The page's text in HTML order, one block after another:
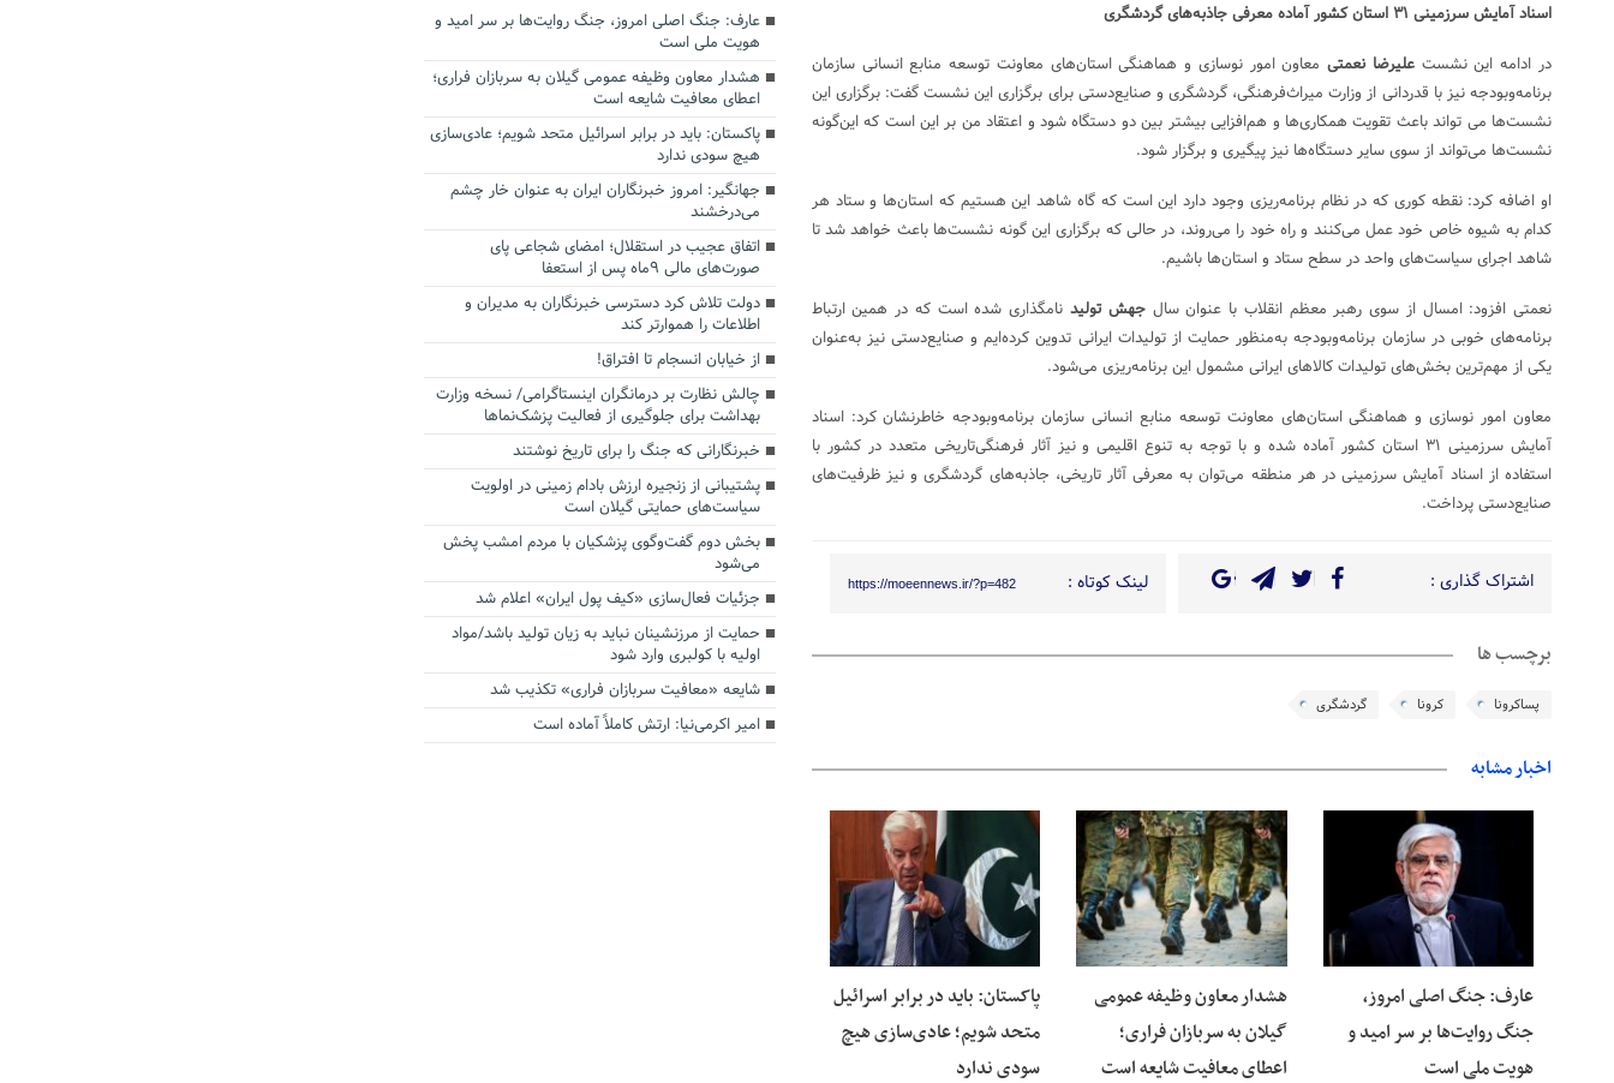
اسناد آمایش سرزمینی ۳۱ استان کشور آماده معرفی جاذبه‌های گردشگری
در ادامه این نشست علیرضا نعمتیمعاون امور نوسازی و هماهنگی استان‌های معاونت توسعه منابع انسانی سازمان
برنامه‌وبودجه نیز با قدردانی از وزارت میراث‌فرهنگی، گردشگری و صنایع‌دستی برای برگزاری این نشست گفت: برگزاری این
نشست‌ها می تواند باعث تقویت همکاری‌ها و هم‌افزایی بیشتر بین دو دستگاه شود و اعتقاد من بر این است که این‌گونه
نشست‌ها می‌تواند از سوی سایر دستگاه‌ها نیز پیگیری و برگزار شود.
او اضافه کرد: نقطه کوری که در نظام برنامه‌ریزی وجود دارد این است که گاه شاهد این هستیم که استان‌ها و ستاد هر
کدام به شیوه خاص خود عمل می‌کنند و راه خود را می‌روند، در حالی که برگزاری این گونه نشست‌ها باعث خواهد شد تا
شاهد اجرای سیاست‌های واحد در سطح ستاد و استان‌ها باشیم.
نعمتی افزود: امسال از سوی رهبر معظم انقلاب با عنوان سال جهش تولید نامگذاری شده است که در همین ارتباط
برنامه‌های خوبی در سازمان برنامه‌وبودجه به‌منظور حمایت از تولیدات ایرانی تدوین کرده‌ایم و صنایع‌دستی نیز به‌عنوان
یکی از مهم‌ترین بخش‌های تولیدات کالاهای ایرانی مشمول این برنامه‌ریزی می‌شود.
معاون امور نوسازی و هماهنگی استان‌های معاونت توسعه منابع انسانی سازمان برنامه‌وبودجه خاطرنشان کرد: اسناد
آمایش سرزمینی ۳۱ استان کشور آماده شده و با توجه به تنوع اقلیمی و نیز آثار فرهنگی‌تاریخی متعدد در کشور با
استفاده از اسناد آمایش سرزمینی در هر منطقه می‌توان به معرفی آثار تاریخی، جاذبه‌های گردشگری و نیز ظرفیت‌های
صنایع‌دستی پرداخت.
اشتراک گذاری : لینک کوتاه : https://moeennews.ir/?p=482
برچسب ها
پساکرونا کرونا گردشگری
اخبار مشابه
عارف: جنگ اصلی امروز،
جنگ روایت‌ها بر سر امید و
هویت ملی است
08 آگوست 2026
هشدار معاون وظیفه عمومی
گیلان به سربازان فراری؛
اعطای معافیت شایعه است
08 آگوست 2026
پاکستان: باید در برابر اسرائیل
متحد شویم؛ عادی‌سازی هیچ
سودی ندارد
عارف: جنگ اصلی امروز، جنگ روایت‌ها بر سر امید و
هویت ملی است
هشدار معاون وظیفه عمومی گیلان به سربازان فراری؛
اعطای معافیت شایعه است
پاکستان: باید در برابر اسرائیل متحد شویم؛ عادی‌سازی
هیچ سودی ندارد
جهانگیر: امروز خبرنگاران ایران به عنوان خار چشم
می‌درخشند
اتفاق عجیب در استقلال؛ امضای شجاعی پای
صورت‌های مالی ٩ماه پس از استعفا
دولت تلاش کرد دسترسی خبرنگاران به مدیران و
اطلاعات را هموارتر کند
از خیابان انسجام تا افتراق!
چالش نظارت بر درمانگران اینستاگرامی/ نسخه وزارت
بهداشت برای جلوگیری از فعالیت پزشک‌نماها
خبرنگارانی که جنگ را برای تاریخ نوشتند
پشتیبانی از زنجیره ارزش بادام زمینی در اولویت
سیاست‌های حمایتی گیلان است
بخش دوم گفت‌وگوی پزشکیان با مردم امشب پخش
می‌شود
جزئیات فعال‌سازی «کیف پول ایران» اعلام شد
حمایت از مرزنشینان نباید به زیان تولید باشد/مواد
اولیه با کولبری وارد شود
شایعه «معافیت سربازان فراری» تکذیب شد
امیر اکرمی‌نیا: ارتش کاملاً آماده است